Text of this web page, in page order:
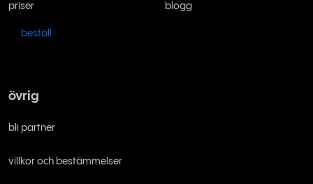
priser
beställ
blogg
övrig
bli partner
villkor och bestämmelser